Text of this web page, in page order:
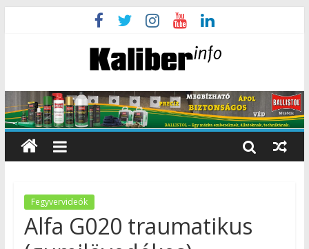
Fegyvervideók
Alfa G020 traumatikus